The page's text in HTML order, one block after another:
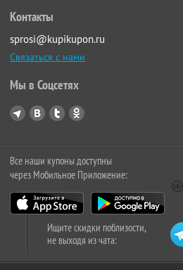
Контакты
sprosi@kupikupon.ru
Связаться с нами
Мы в Соцсетях
Все наши купоны доступны
через Мобильное Приложение:
Ищите скидки поблизости,
не выходя из чата: